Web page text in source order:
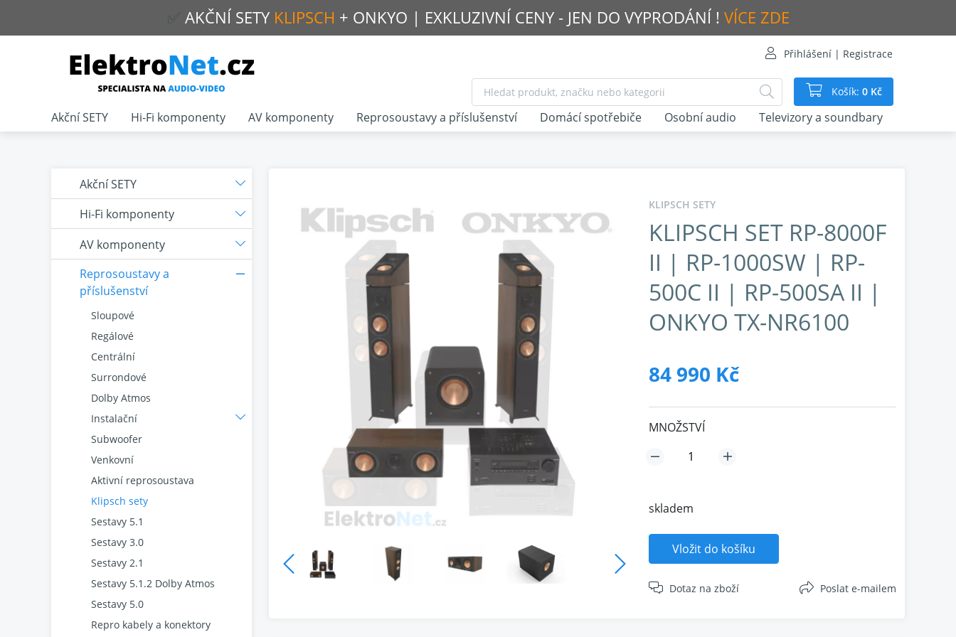
✅ AKČNÍ SETY KLIPSCH + ONKYO | EXKLUZIVNÍ CENY - JEN DO VYPRODÁNÍ ! VÍCE ZDE
Přihlášení | Registrace
Košík: 0 Kč
KLIPSCH SETY
KLIPSCH SET RP-8000F
II | RP-1000SW | RP-
500C II | RP-500SA II |
ONKYO TX-NR6100
84 990 Kč
MNOŽSTVÍ
skladem
Vložit do košíku
Dotaz na zboží Poslat e-mailem
Akční SETY
Hi-Fi komponenty
AV komponenty
Reprosoustavy a
příslušenství
Sloupové
Regálové
Centrální
Surrondové
Dolby Atmos
Instalační
Subwoofer
Venkovní
Aktivní reprosoustava
Klipsch sety
Sestavy 5.1
Sestavy 3.0
Sestavy 2.1
Sestavy 5.1.2 Dolby Atmos
Sestavy 5.0
Repro kabely a konektory
Akční SETY Hi-Fi komponenty AV komponenty Reprosoustavy a příslušenství Domácí spotřebiče Osobní audio Televizory a soundbary